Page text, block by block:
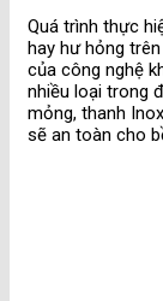
Quá trình thực
hay hư hỏng
của công nghệ
nhiều loại trong
mỏng, thanh
sẽ an toàn cho